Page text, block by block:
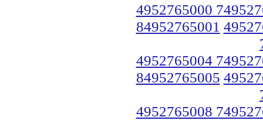
4952765000
84952765001
4952765004
84952765005
4952765008